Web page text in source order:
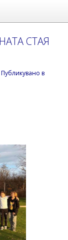
СТАЯ
Публикувано в